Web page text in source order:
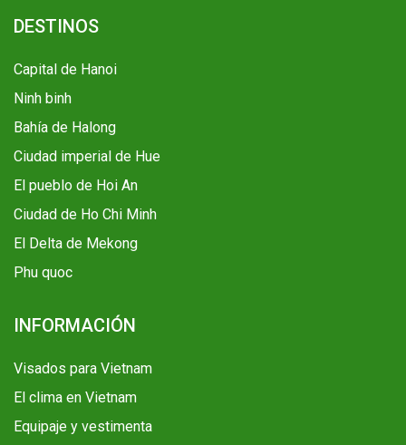
DESTINOS
Capital de Hanoi
Ninh binh
Bahía de Halong
Ciudad imperial de Hue
El pueblo de Hoi An
Ciudad de Ho Chi Minh
El Delta de Mekong
Phu quoc
INFORMACIÓN
Visados para Vietnam
El clima en Vietnam
Equipaje y vestimenta